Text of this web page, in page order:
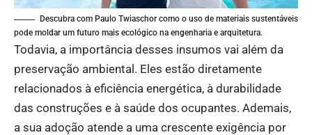
Descubra com Paulo Twiaschor como o uso de materiais sustentáveis
pode moldar um futuro mais ecológico na engenharia e arquitetura.
Todavia, a importância desses insumos vai além da
preservação ambiental. Eles estão diretamente
relacionados à eficiência energética, à durabilidade
das construções e à saúde dos ocupantes. Ademais,
a sua adoção atende a uma crescente exigência por